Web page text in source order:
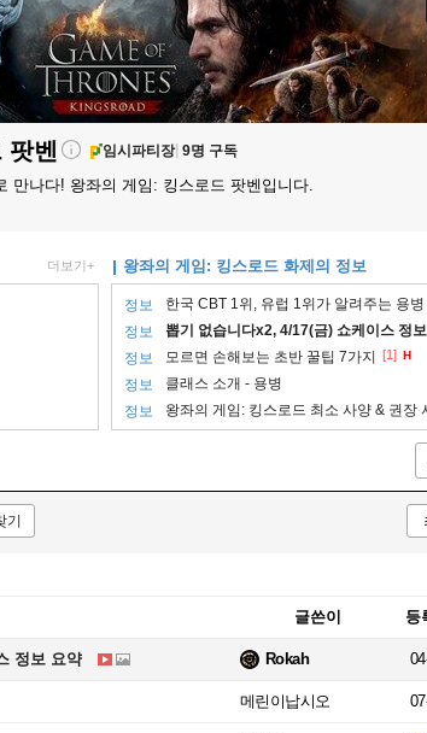
팟벤 임시파티장 9명 구독
만나다! 왕좌의 게임: 킹스로드 팟벤입니다.
더보기+ 왕좌의 게임: 킹스로드 화제의 정보
정보 한국 CBT 1위, 유럽 1위가 알려주는 용
정보 뽑기 없습니다x2, 4/17(금) 쇼케이스 정
정보 모르면 손해보는 초반 꿀팁 7가지 [1] H
정보
클래스 소개 - 용병
정보
왕좌의 게임: 킹스로드 최소 사양 & 권장
기
글쓴이 등
정보 요약 Rokah
메린이납시오